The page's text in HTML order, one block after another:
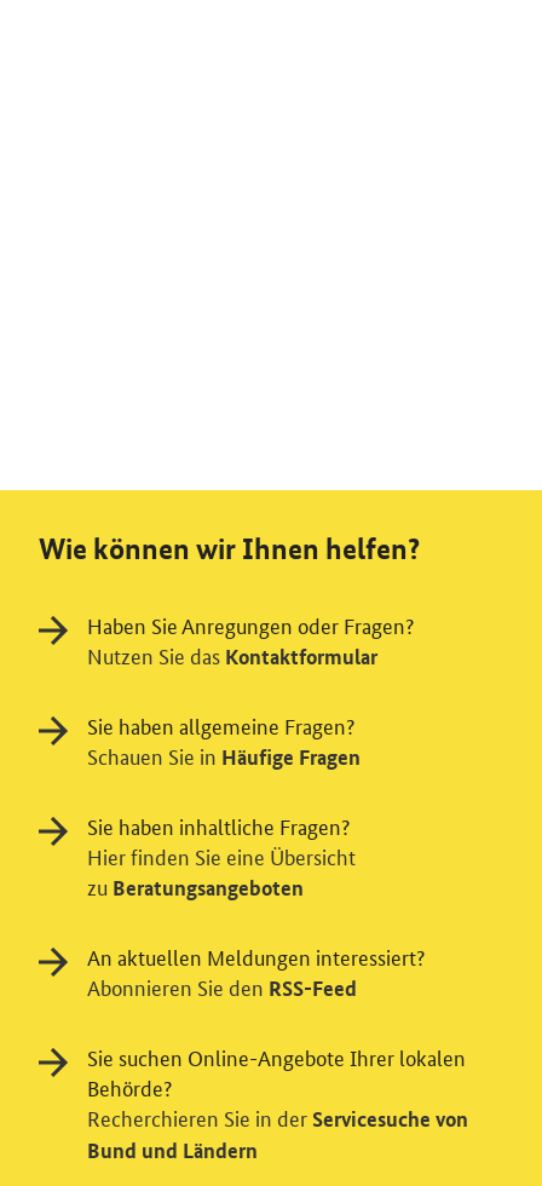
Einwilligung in Tracking und / oder
Wir bitten Sie an dieser Stelle um Ihre Einwilligung für
verschiedene Zusatzdienste unserer Webseite: Wir
datenschutzfreundlicher Statistiken verstehen, um
unsere Öffentlichkeitsarbeit zu verbessern. Zusätzlich
können Sie in die Nutzung eines Videodienstes
einwilligen. Nähere Informationen zu allen Diensten
Wie können wir Ihnen helfen?
Haben Sie Anregungen oder Fragen?
Nutzen Sie das Kontaktformular
Sie haben allgemeine Fragen?
Schauen Sie in Häufige Fragen
Sie haben inhaltliche Fragen?
Hier finden Sie eine Übersicht
zu Beratungsangeboten
An aktuellen Meldungen interessiert?
Abonnieren Sie den RSS-Feed
Sie suchen Online-Angebote Ihrer lokalen
Behörde?
Recherchieren Sie in der Servicesuche von
Bund und Ländern